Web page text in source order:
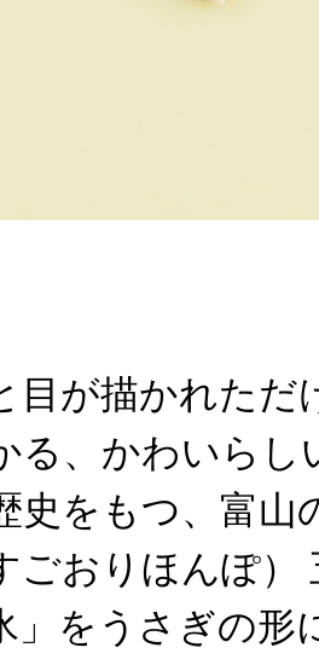
目が描かれただ
る、かわいらし
史をもつ、富山
ごおりほんぽ）
」をうさぎの形